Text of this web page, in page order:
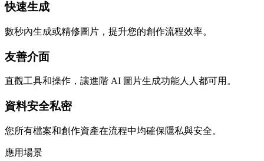
快速生成
數秒內生成或精修圖片，提升您的創作流程效率。
友善介面
直觀工具和操作，讓進階 AI 圖片生成功能人人都可用。
資料安全私密
您所有檔案和創作資產在流程中均確保隱私與安全。
應用場景